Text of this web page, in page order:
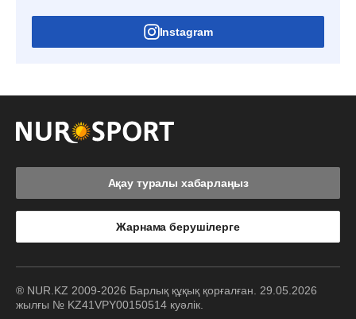
Instagram
Ақау туралы хабарлаңыз
Жарнама берушілерге
® NUR.KZ 2009-2026 Барлық құқық қорғалған. 29.05.2026
жылғы № KZ41VPY00150514 куәлік.